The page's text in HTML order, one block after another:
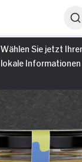
Wählen Sie jetzt
lokale